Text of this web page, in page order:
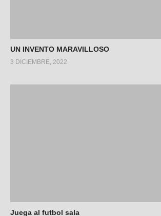
UN INVENTO MARAVILLOSO
3 DICIEMBRE, 2022
Juega al futbol sala